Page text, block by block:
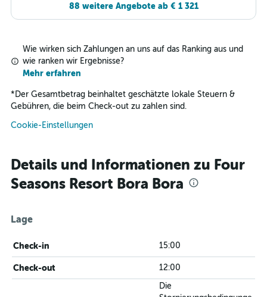
88 weitere Angebote ab € 1 321
Wie wirken sich Zahlungen an uns auf das Ranking aus und
wie ranken wir Ergebnisse?
Mehr erfahren
* Der Gesamtbetrag beinhaltet geschätzte lokale Steuern &
Gebühren, die beim Check-out zu zahlen sind.
Cookie-Einstellungen
Details und Informationen zu Four
Seasons Resort Bora Bora
Lage
Check-in 15:00
Check-out 12:00
Die